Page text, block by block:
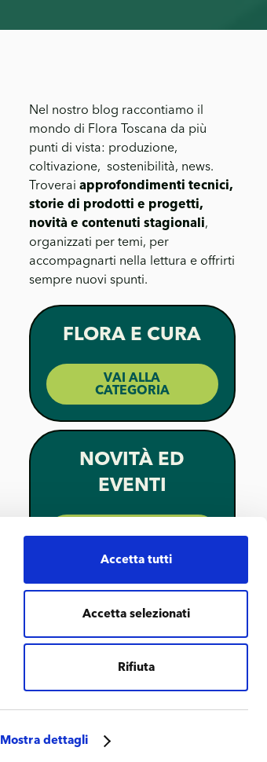
Mostra dettagli
Accetta tutti
Accetta selezionati
Rifiuta
Nel nostro blog raccontiamo il
mondo di Flora Toscana da più
punti di vista: produzione,
coltivazione, sostenibilità, news.
Troveraiapprofondimenti tecnici,
storie di prodotti e progetti,
novità e contenuti stagionali,
organizzati per temi, per
accompagnarti nella lettura e offrirti
sempre nuovi spunti.
FLORA E CURA
VAI ALLA
CATEGORIA
NOVITÀ ED
EVENTI
CATEGORIA
PROGETTI E
COLLABORAZIONI
CATEGORIA